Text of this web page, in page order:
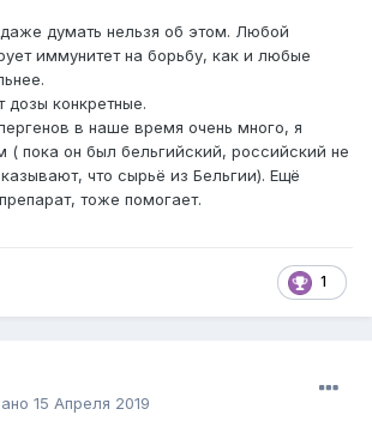
думать нельзя об этом. Любой
иммунитет на борьбу, как и любые
конкретные.
в наше время очень много, я
пока он был бельгийский, российский не
что сырьё из Бельгии). Ещё
тоже помогает.
1
15 Апреля 2019